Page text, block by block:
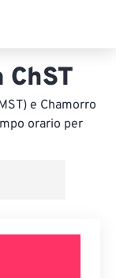
ChST
e Chamorro
orario per